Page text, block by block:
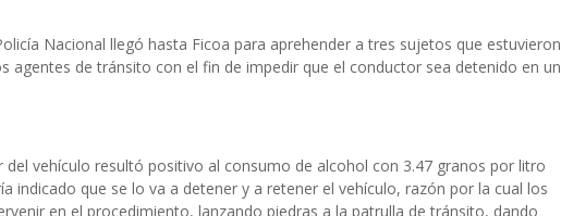
Nacional llegó hasta Ficoa para aprehender a tres sujetos que estuvieron
agentes de tránsito con el fin de impedir que el conductor sea detenido en un
vehículo resultó positivo al consumo de alcohol con 3.47 granos por litro
indicado que se lo va a detener y a retener el vehículo, razón por la cual los
en el procedimiento, lanzando piedras a la patrulla de tránsito, dando